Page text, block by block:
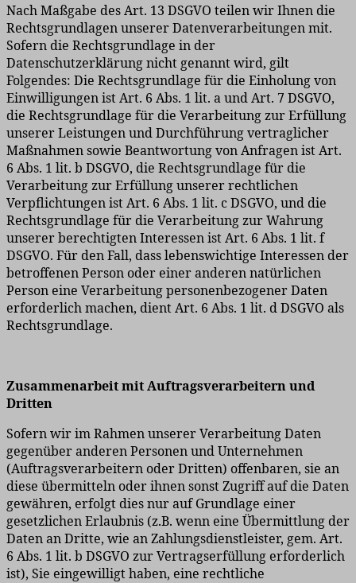
Nach Maßgabe des Art. 13 DSGVO teilen wir Ihnen die
Rechtsgrundlagen unserer Datenverarbeitungen mit.
Sofern die Rechtsgrundlage in der
Datenschutzerklärung nicht genannt wird, gilt
Folgendes: Die Rechtsgrundlage für die Einholung von
Einwilligungen ist Art. 6 Abs. 1 lit. a und Art. 7 DSGVO,
die Rechtsgrundlage für die Verarbeitung zur Erfüllung
unserer Leistungen und Durchführung vertraglicher
Maßnahmen sowie Beantwortung von Anfragen ist Art.
6 Abs. 1 lit. b DSGVO, die Rechtsgrundlage für die
Verarbeitung zur Erfüllung unserer rechtlichen
Verpflichtungen ist Art. 6 Abs. 1 lit. c DSGVO, und die
Rechtsgrundlage für die Verarbeitung zur Wahrung
unserer berechtigten Interessen ist Art. 6 Abs. 1 lit. f
DSGVO. Für den Fall, dass lebenswichtige Interessen der
betroffenen Person oder einer anderen natürlichen
Person eine Verarbeitung personenbezogener Daten
erforderlich machen, dient Art. 6 Abs. 1 lit. d DSGVO als
Rechtsgrundlage.
Zusammenarbeit mit Auftragsverarbeitern und
Dritten
Sofern wir im Rahmen unserer Verarbeitung Daten
gegenüber anderen Personen und Unternehmen
(Auftragsverarbeitern oder Dritten) offenbaren, sie an
diese übermitteln oder ihnen sonst Zugriff auf die Daten
gewähren, erfolgt dies nur auf Grundlage einer
gesetzlichen Erlaubnis (z.B. wenn eine Übermittlung der
Daten an Dritte, wie an Zahlungsdienstleister, gem. Art.
6 Abs. 1 lit. b DSGVO zur Vertragserfüllung erforderlich
ist), Sie eingewilligt haben, eine rechtliche